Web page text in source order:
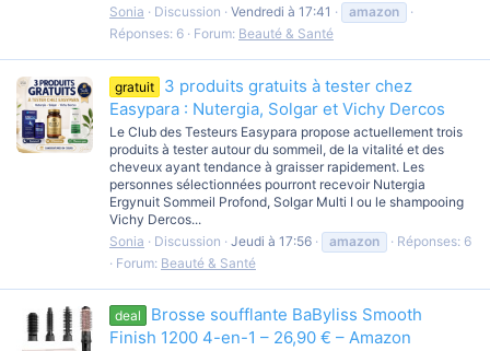
Sonia
Discussion Vendredi à 17:41
amazon
Réponses: 6
Forum: Beauté & Santé
gratuit
3 produits gratuits à tester chez
Easypara : Nutergia, Solgar et Vichy Dercos
Le Club des Testeurs Easypara propose actuellement trois
produits à tester autour du sommeil, de la vitalité et des
cheveux ayant tendance à graisser rapidement. Les
personnes sélectionnées pourront recevoir Nutergia
Ergynuit Sommeil Profond, Solgar Multi I ou le shampooing
Vichy Dercos...
Sonia
Discussion Jeudi à 17:56 amazon
Réponses: 6
Forum: Beauté & Santé
deal
Brosse soufflante BaByliss Smooth
Finish 1200 4-en-1 – 26,90 € – Amazon